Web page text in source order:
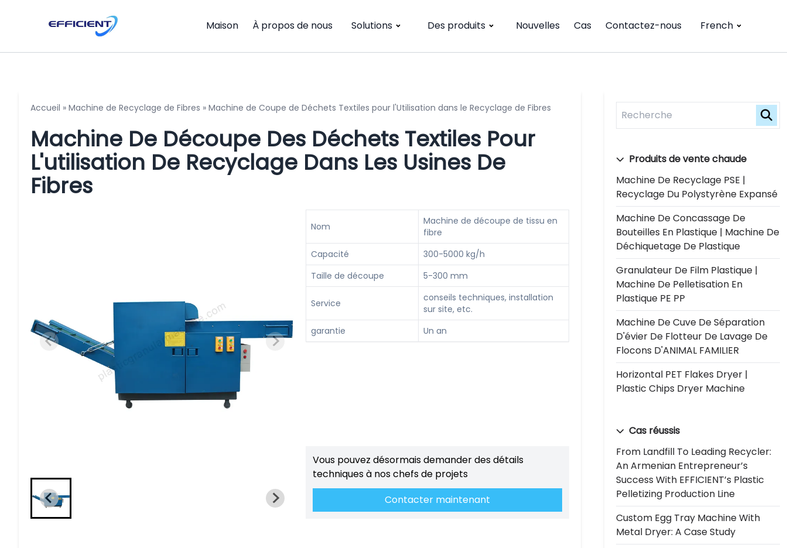
Maison À propos de nous Solutions Des produits Nouvelles Cas Contactez-nous French
Accueil » Machine de Recyclage de Fibres » Machine de Coupe de Déchets Textiles pour l'Utilisation dans le Recyclage de Fibres
Machine De Découpe Des Déchets Textiles Pour
L'utilisation De Recyclage Dans Les Usines De
Fibres
Nom
Machine de découpe de tissu en
fibre
Capacité
300-5000 kg/h
Taille de découpe
5-300 mm
Service
conseils techniques, installation
sur site, etc.
garantie
Un an
Vous pouvez désormais demander des détails
techniques à nos chefs de projets
Contacter maintenant
Produits de vente chaude
Machine De Recyclage PSE |
Recyclage Du Polystyrène Expansé
Machine De Concassage De
Bouteilles En Plastique | Machine De
Déchiquetage De Plastique
Granulateur De Film Plastique |
Machine De Pelletisation En
Plastique PE PP
Machine De Cuve De Séparation
D'évier De Flotteur De Lavage De
Flocons D'ANIMAL FAMILIER
Horizontal PET Flakes Dryer |
Plastic Chips Dryer Machine
Cas réussis
From Landfill To Leading Recycler:
An Armenian Entrepreneur’s
Success With EFFICIENT’s Plastic
Pelletizing Production Line
Custom Egg Tray Machine With
Metal Dryer: A Case Study